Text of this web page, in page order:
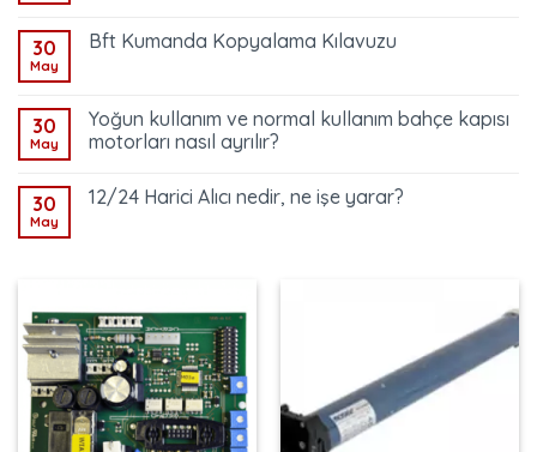
30
May
Bft Kumanda Kopyalama Kılavuzu
30
May
Yoğun kullanım ve normal kullanım bahçe kapısı
motorları nasıl ayrılır?
30
May
12/24 Harici Alıcı nedir, ne işe yarar?